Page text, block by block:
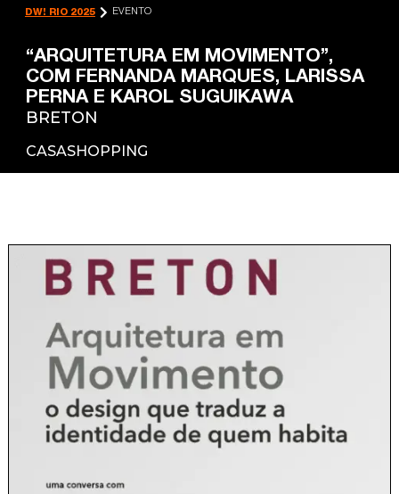
DW! RIO 2025 EVENTO
“ARQUITETURA EM MOVIMENTO”,
COM FERNANDA MARQUES, LARISSA
PERNA E KAROL SUGUIKAWA
BRETON
CASASHOPPING